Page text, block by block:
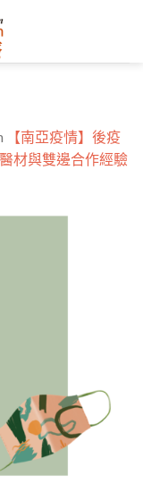
【南亞疫情】後疫
材與雙邊合作經驗